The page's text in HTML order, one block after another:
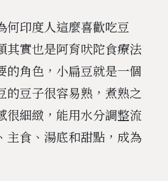
何印度人這麼喜歡吃豆
其實也是阿育吠陀食療法
的角色，小扁豆就是一個
的豆子很容易熟，煮熟之
很細緻，能用水分調整流
主食、湯底和甜點，成為